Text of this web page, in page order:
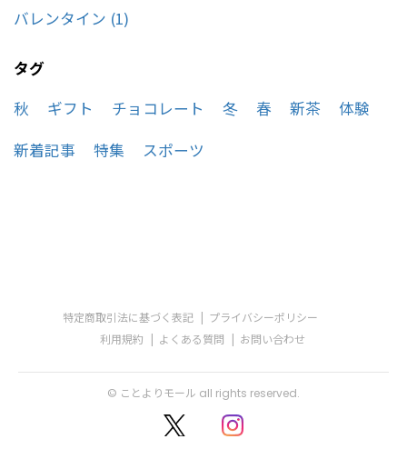
バレンタイン (1)
タグ
秋
ギフト チョコレート 冬 春 新茶
体験
新着記事
特集 スポーツ
特定商取引法に基づく表記
プライバシーポリシー
利用規約
よくある質問 お問い合わせ
© ことよりモール all rights reserved.